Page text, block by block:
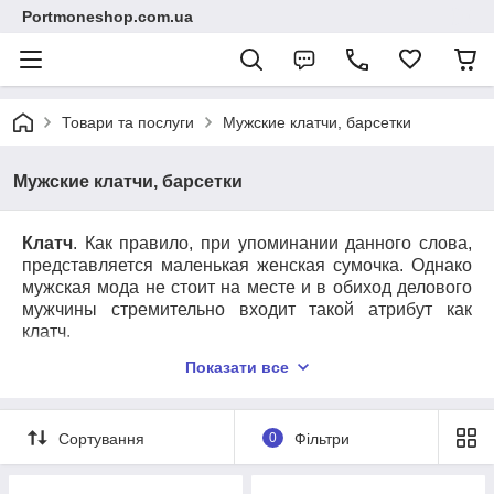
Portmoneshop.com.ua
Товари та послуги Мужские клатчи, барсетки
Мужские клатчи, барсетки
Клатч. Как правило, при упоминании данного слова,
представляется маленькая женская сумочка. Однако
мужская мода не стоит на месте и в обиход делового
мужчины стремительно входит такой атрибут как
клатч.
Итак, что же это? В переводе с английского «
как в нем нет ни ремешков, ни ручек, за которые клатч
можно было бы носить. Он скорее напоминает
маленькую сумку, в которой можно носить самые
необходимые вещи: ключи, портмоне, возможно
Показати все
Сортування 0 Фільтри